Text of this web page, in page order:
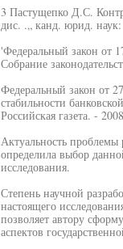
3 Пастущепко Д.С.
дис. .„ канд. юрид.
'Федеральный закон от
Собрание
Федеральный закон от
стабильности
Российская газета. -
Актуальность проблемы
определила выбор
исследования.
Степень научной
настоящего
позволяет автору
аспектов